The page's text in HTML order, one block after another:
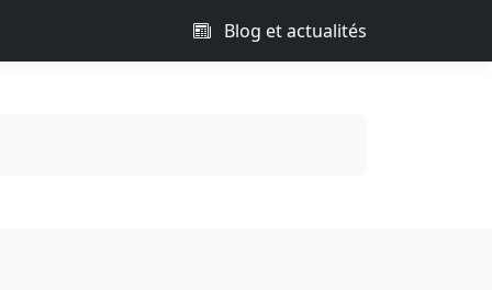
Blog et actualités